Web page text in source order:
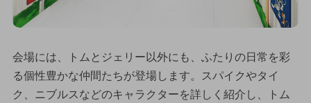
会場には、トムとジェリー以外にも、ふたりの日常を彩
る個性豊かな仲間たちが登場します。スパイクやタイ
ク、ニブルスなどのキャラクターを詳しく紹介し、トム